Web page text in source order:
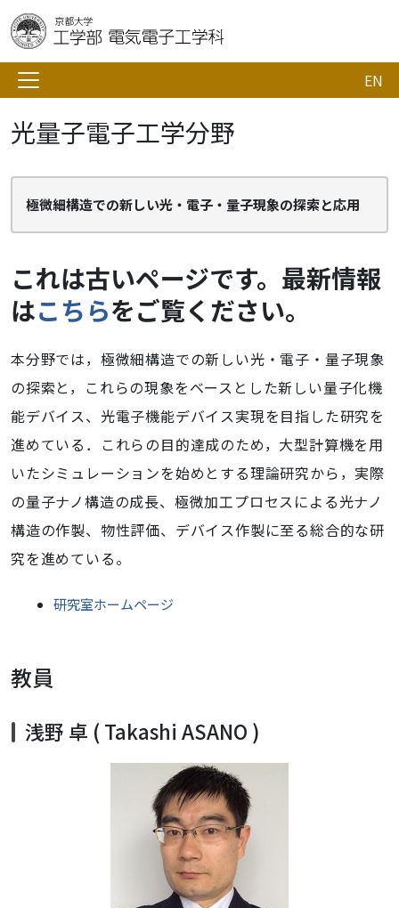
EN
光量子電子工学分野
極微細構造での新しい光・電子・量子現象の探索と応用
これは古いページです。最新情報
はこちらをご覧ください。
本分野では，極微細構造での新しい光・電子・量子現象
の探索と，これらの現象をベースとした新しい量子化機
能デバイス、光電子機能デバイス実現を目指した研究を
進めている．これらの目的達成のため，大型計算機を用
いたシミュレーションを始めとする理論研究から，実際
の量子ナノ構造の成長、極微加工プロセスによる光ナノ
構造の作製、物性評価、デバイス作製に至る総合的な研
究を進めている。
研究室ホームページ
教員
浅野 卓 ( Takashi ASANO )